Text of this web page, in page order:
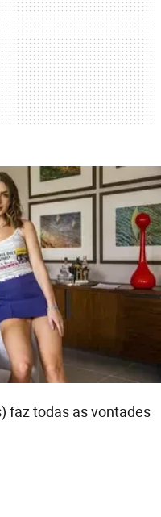
faz todas as vontades